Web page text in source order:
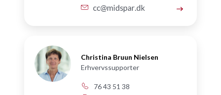
Christina Bruun Nielsen
Erhvervssupporter
76 43 51 38